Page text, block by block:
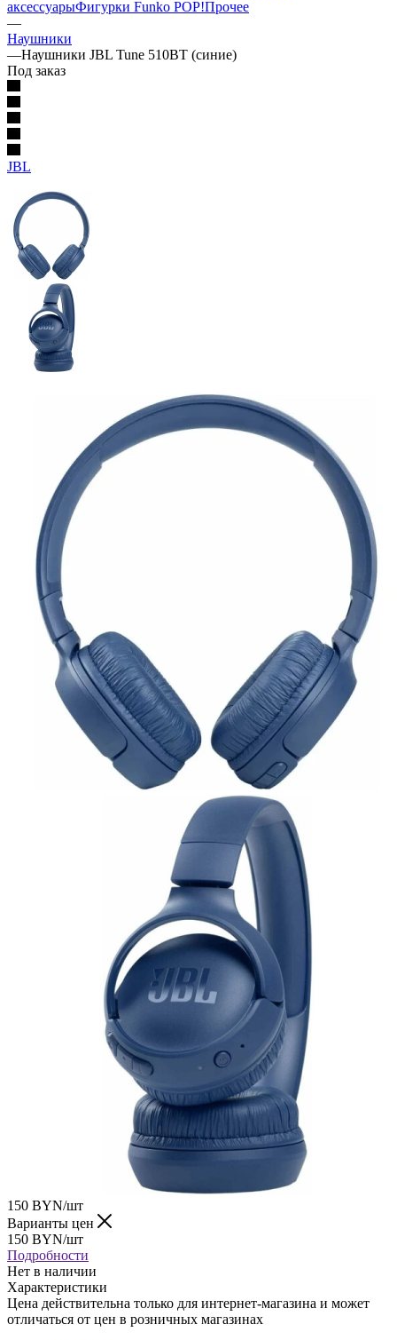
аксессуарыФигурки Funko POP!Прочее
—
Наушники
—Наушники JBL Tune 510BT (синие)
Под заказ
JBL
150 BYN/шт
Варианты цен
150 BYN/шт
Подробности
Нет в наличии
Характеристики
Цена действительна только для интернет-магазина и может
отличаться от цен в розничных магазинах